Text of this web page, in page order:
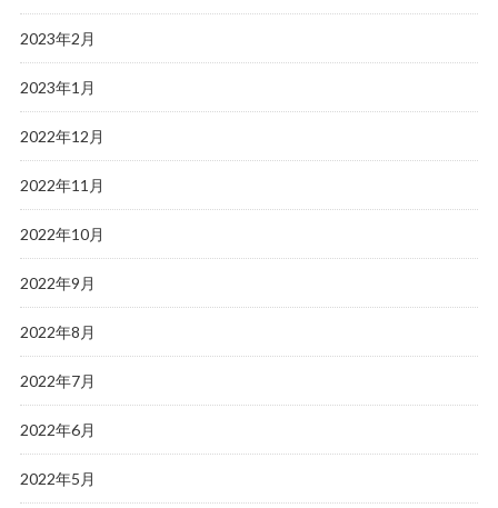
2023年2月
2023年1月
2022年12月
2022年11月
2022年10月
2022年9月
2022年8月
2022年7月
2022年6月
2022年5月